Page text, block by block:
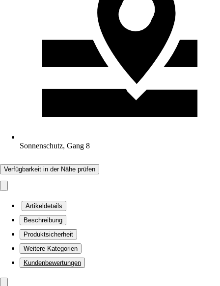
Sonnenschutz, Gang 8
Verfügbarkeit in der Nähe prüfen
Artikeldetails
Beschreibung
Produktsicherheit
Weitere Kategorien
Kundenbewertungen